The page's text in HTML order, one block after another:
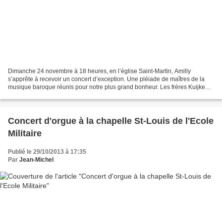
Dimanche 24 novembre à 18 heures, en l’église Saint-Martin, Amilly
s’apprête à recevoir un concert d’exception. Une pléiade de maîtres de la
musique baroque réunis pour notre plus grand bonheur. Les frères Kuijken :
Concert d'orgue à la chapelle St-Louis de l'Ecole
Militaire
Publié le 29/10/2013 à 17:35
Par Jean-Michel